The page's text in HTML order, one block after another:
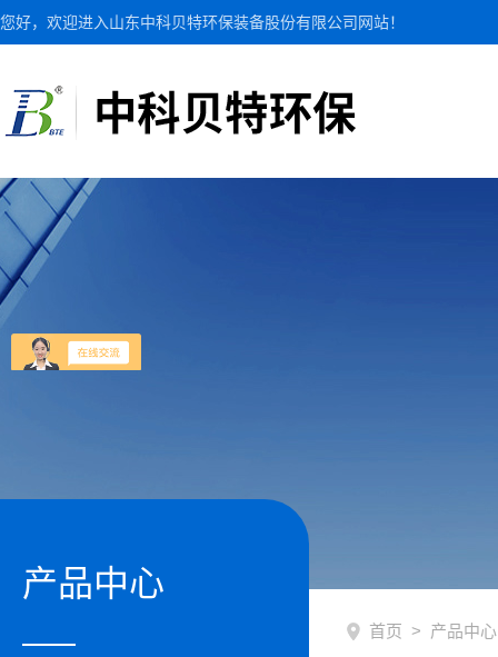
您好，欢迎进入山东中科贝特环保装备股份有限公司网站！
产品中心
首页 > 产品中心